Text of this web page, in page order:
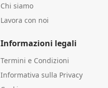
Chi siamo
Lavora con noi
Informazioni legali
Termini e Condizioni
Informativa sulla Privacy